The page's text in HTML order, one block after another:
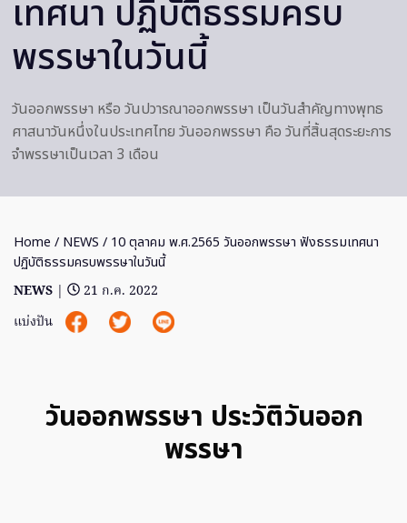
เทศนา ปฏิบัติธรรมครบ
พรรษาในวันนี้
วันออกพรรษา หรือ วันปวารณาออกพรรษา เป็นวันสำคัญทางพุทธ
ศาสนาวันหนึ่งในประเทศไทย วันออกพรรษา คือ วันที่สิ้นสุดระยะการ
จำพรรษาเป็นเวลา 3 เดือน
Home / NEWS / 10 ตุลาคม พ.ศ.2565 วันออกพรรษา ฟังธรรมเทศนา
ปฏิบัติธรรมครบพรรษาในวันนี้
NEWS |
21 ก.ค. 2022
แบ่งปัน
วันออกพรรษา ประวัติวันออก
พรรษา